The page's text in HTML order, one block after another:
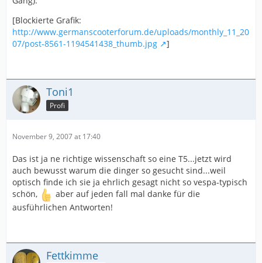
[Blockierte Grafik:
http://www.germanscooterforum.de/uploads/monthly_11_20
07/post-8561-1194541438_thumb.jpg
]
Toni1
Profi
November 9, 2007 at 17:40
Das ist ja ne richtige wissenschaft so eine T5...jetzt wird
auch bewusst warum die dinger so gesucht sind...weil
optisch finde ich sie ja ehrlich gesagt nicht so vespa-typisch
schön,
aber auf jeden fall mal danke für die
ausführlichen Antworten!
Fettkimme